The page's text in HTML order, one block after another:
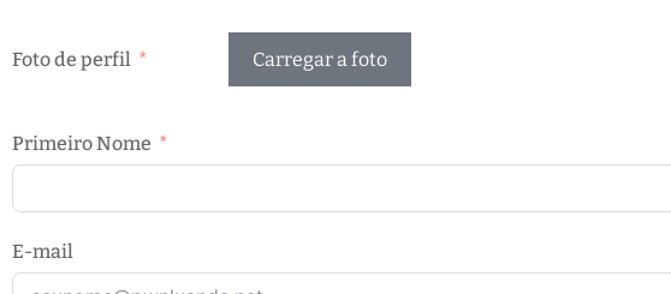
Foto de perfil Carregar a foto
Primeiro Nome
E-mail